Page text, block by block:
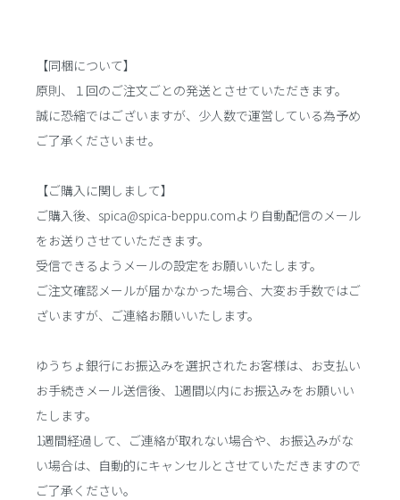
【同梱について】
原則、１回のご注文ごとの発送とさせていただきます。
誠に恐縮ではございますが、少人数で運営している為予め
ご了承くださいませ。
【ご購入に関しまして】
ご購入後、spica@spica-beppu.comより自動配信のメール
をお送りさせていただきます。
受信できるようメールの設定をお願いいたします。
ご注文確認メールが届かなかった場合、大変お手数ではご
ざいますが、ご連絡お願いいたします。
ゆうちょ銀行にお振込みを選択されたお客様は、お支払い
お手続きメール送信後、1週間以内にお振込みをお願いい
たします。
1週間経過して、ご連絡が取れない場合や、お振込みがな
い場合は、自動的にキャンセルとさせていただきますので
ご了承ください。